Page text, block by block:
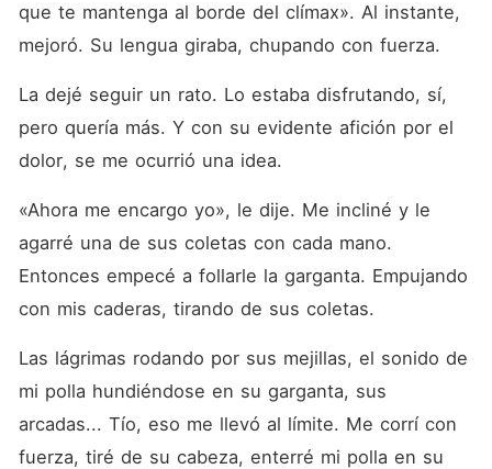
que te mantenga al borde del clímax». Al instante,
mejoró. Su lengua giraba, chupando con fuerza.
La dejé seguir un rato. Lo estaba disfrutando, sí,
pero quería más. Y con su evidente afición por el
dolor, se me ocurrió una idea.
«Ahora me encargo yo», le dije. Me incliné y le
agarré una de sus coletas con cada mano.
Entonces empecé a follarle la garganta. Empujando
con mis caderas, tirando de sus coletas.
Las lágrimas rodando por sus mejillas, el sonido de
mi polla hundiéndose en su garganta, sus
arcadas... Tío, eso me llevó al límite. Me corrí con
fuerza, tiré de su cabeza, enterré mi polla en su